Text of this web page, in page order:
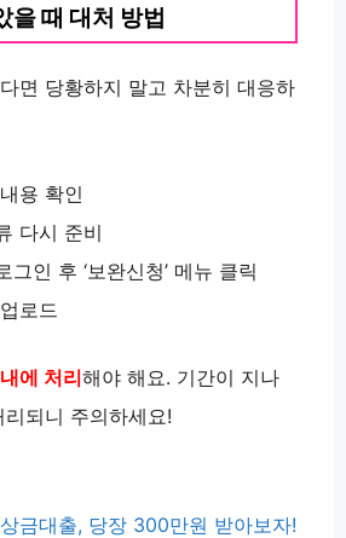
을 때 대처 방법
면 당황하지 말고 차분히 대응하
용 확인
다시 준비
그인 후 ‘보완신청’ 메뉴 클릭
로드
에 처리해야 해요. 기간이 지나
되니 주의하세요!
금대출, 당장 300만원 받아보자!